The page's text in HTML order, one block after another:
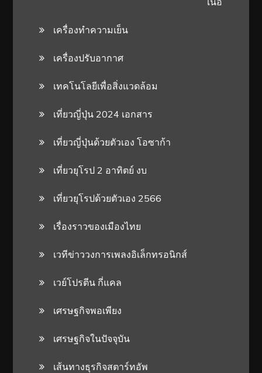
เครื่องทำความเย็น
เครื่องปรับอากาศ
เทคโนโลยีเพื่อสิ่งแวดล้อม
เที่ยวญี่ปุ่น 2024 เอกสาร
เที่ยวญี่ปุ่นด้วยตัวเอง โอซาก้า
เที่ยวยุโรป 2 อาทิตย์ งบ
เที่ยวยุโรปด้วยตัวเอง 2566
เรื่องราวของเมืองไทย
เวทีข่าววงการเพลงอิเล็กทรอนิกส์
เวย์โปรตีน กี่แคล
เศรษฐกิจพอเพียง
เศรษฐกิจในปัจจุบัน
เส้นทางธุรกิจสตาร์ทอัพ